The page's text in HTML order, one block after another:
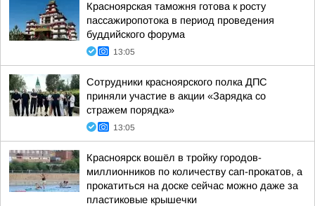
Красноярская таможня готова к росту
пассажиропотока в период проведения
буддийского форума
13:05
Сотрудники красноярского полка ДПС
приняли участие в акции «Зарядка со
стражем порядка»
13:05
Красноярск вошёл в тройку городов-
миллионников по количеству сап-прокатов, а
прокатиться на доске сейчас можно даже за
пластиковые крышечки